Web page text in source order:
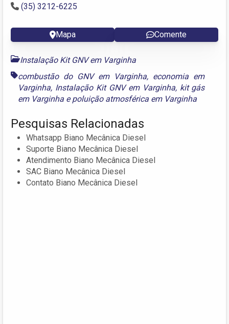
(35) 3212-6225
Mapa Comente
Instalação Kit GNV em Varginha
combustão do GNV em Varginha, economia em
Varginha, Instalação Kit GNV em Varginha, kit gás
em Varginha epoluição atmosférica em Varginha
Pesquisas Relacionadas
Whatsapp Biano Mecânica Diesel
Suporte Biano Mecânica Diesel
Atendimento Biano Mecânica Diesel
SAC Biano Mecânica Diesel
Contato Biano Mecânica Diesel